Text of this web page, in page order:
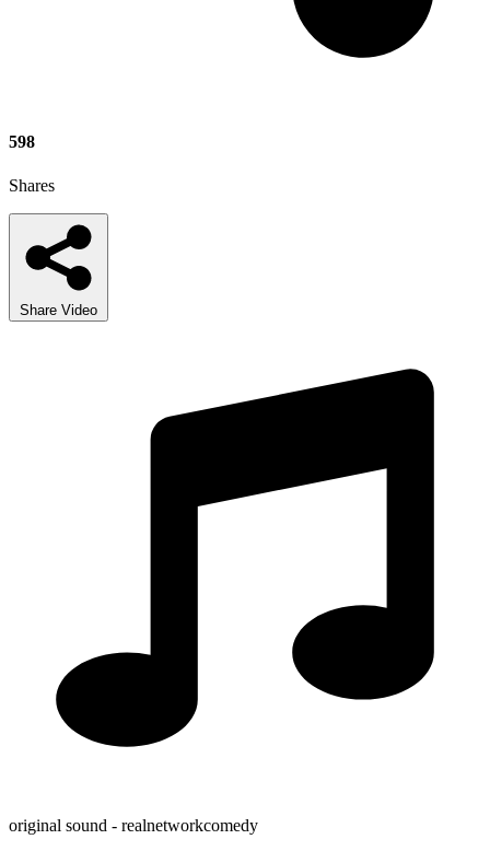
598
Shares
Share Video
original sound - realnetworkcomedy